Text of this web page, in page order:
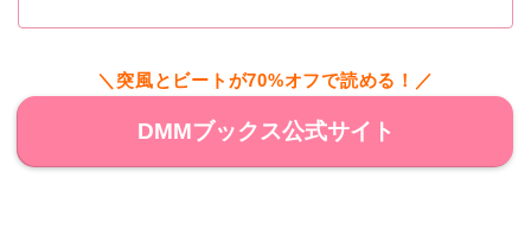
＼突風とビートが70%オフで読める！／
DMMブックス公式サイト